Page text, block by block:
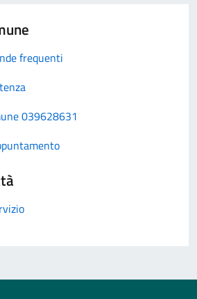
frequenti
039628631